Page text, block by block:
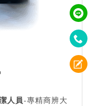
人員-專精商辨大